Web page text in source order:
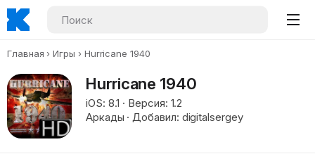
Главная Игры Hurricane 1940
Hurricane 1940
iOS: 8.1 · Версия: 1.2
Аркады · Добавил: digitalsergey